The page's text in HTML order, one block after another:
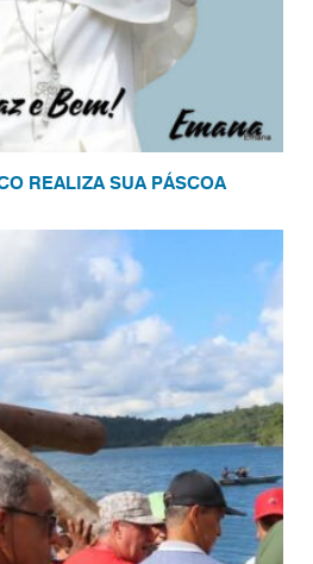
REALIZA SUA PÁSCOA